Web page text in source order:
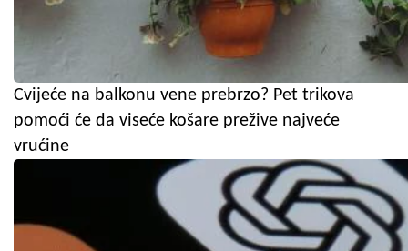
Cvijeće na balkonu vene prebrzo? Pet trikova
pomoći će da viseće košare prežive najveće
vrućine